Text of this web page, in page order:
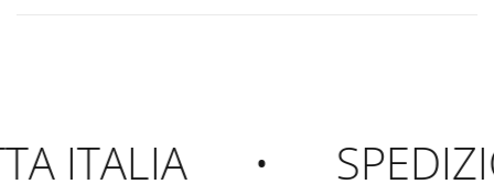
ITALIA